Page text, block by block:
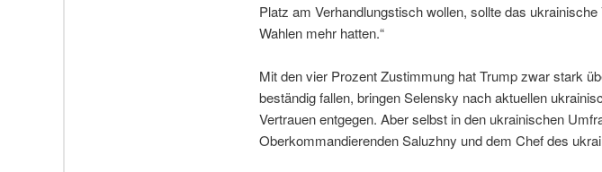
Platz am Verhandlungstisch wollen, sollte das
Wahlen mehr hatten.“
Mit den vier Prozent Zustimmung hat Trump zwar stark
beständig fallen, bringen Selensky nach aktuellen
Vertrauen entgegen. Aber selbst in den ukrainischen
Oberkommandierenden Saluzhny und dem Chef des